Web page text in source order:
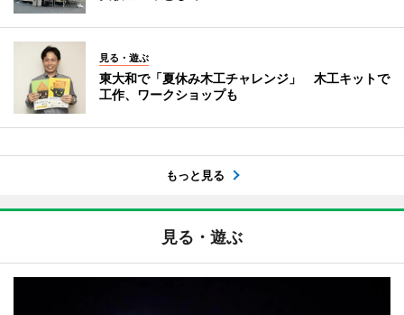
見る・遊ぶ
東大和で「夏休み木工チャレンジ」 木工キットで
工作、ワークショップも
もっと見る
見る・遊ぶ